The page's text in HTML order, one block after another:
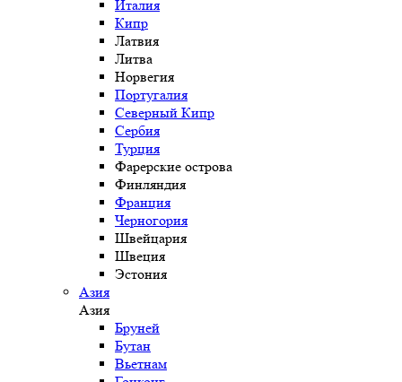
Италия
Кипр
Латвия
Литва
Норвегия
Португалия
Северный Кипр
Сербия
Турция
Фарерские острова
Финляндия
Франция
Черногория
Швейцария
Швеция
Эстония
Азия
Азия
Бруней
Бутан
Вьетнам